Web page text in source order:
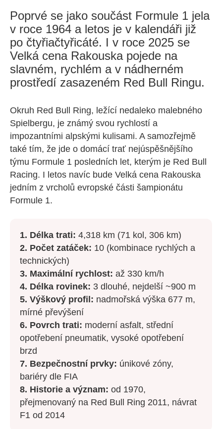
Poprvé se jako součást Formule 1 jela
v roce 1964 a letos je v kalendáři již
po čtyřiačtyřicáté. I v roce 2025 se
Velká cena Rakouska pojede na
slavném, rychlém a v nádherném
prostředí zasazeném Red Bull Ringu.
Okruh Red Bull Ring, ležící nedaleko malebného
Spielbergu, je známý svou rychlostí a
impozantními alpskými kulisami. A samozřejmě
také tím, že jde o domácí trať nejúspěšnějšího
týmu Formule 1 posledních let, kterým je Red Bull
Racing. I letos navíc bude Velká cena Rakouska
jedním z vrcholů evropské části šampionátu
Formule 1.
1. Délka trati: 4,318 km (71 kol, 306 km)
2. Počet zatáček: 10 (kombinace rychlých a
technických)
3. Maximální rychlost: až 330 km/h
4. Délka rovinek: 3 dlouhé, nejdelší ~900 m
5. Výškový profil: nadmořská výška 677 m,
mírné převýšení
6. Povrch trati: moderní asfalt, střední
opotřebení pneumatik, vysoké opotřebení
brzd
7. Bezpečnostní prvky: únikové zóny,
bariéry dle FIA
8. Historie a význam: od 1970,
přejmenovaný na Red Bull Ring 2011, návrat
F1 od 2014